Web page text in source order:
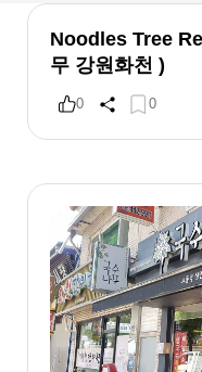
Noodles Tree
무 강원화천 )
0 0